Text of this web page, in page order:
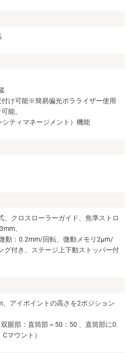
付け可能※簡易偏光ポラライザー使用
能。
シティマネージメント）機能
、クロスローラーガイド、焦準ストロ
、
動：0.2mm/回転、微動メモリ2μm/
グ付き、ステージ上下動ストッパー付
、アイポイントの高さを2ポジション
双眼部：直筒部＝50：50 、直筒部に0.
マウント）